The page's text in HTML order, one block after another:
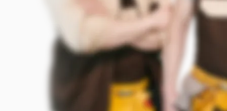
Заказать
обработки данных